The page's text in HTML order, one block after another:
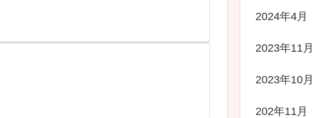
2024年4月
2023年11月
2023年10月
202年11月